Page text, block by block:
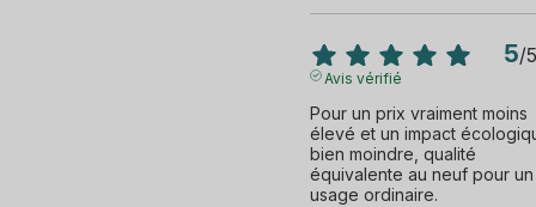
5/5
Avis vérifié
Pour un prix vraiment moins
élevé et un impact
bien moindre, qualité
équivalente au neuf pour un
usage ordinaire.